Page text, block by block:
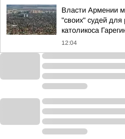
Власти Армении
"своих" судей для
католикоса
12:04